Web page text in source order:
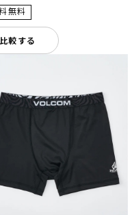
比較する